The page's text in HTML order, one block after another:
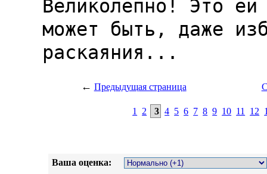
← Предыдущая страница
1 2 3 4 5 6 7 8 9 10 11 12
Ваша оценка: